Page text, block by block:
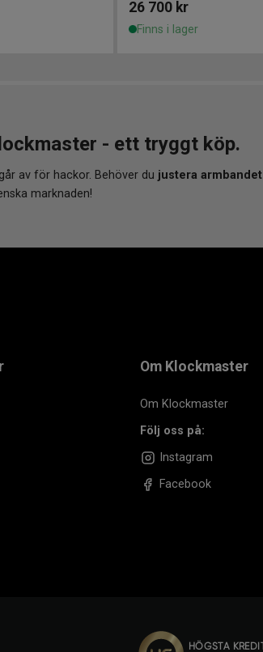
26 700 kr
Finns i lager
- ett tryggt köp.
av för hackor. Behöver du justera armbandet
marknaden!
Om Klockmaster
Om Klockmaster
Följ oss på:
Instagram
Facebook